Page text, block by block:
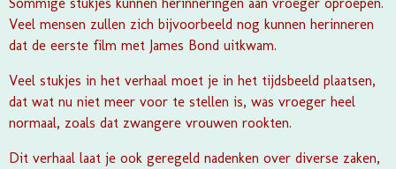
Veel mensen zullen zich bijvoorbeeld nog kunnen herinneren
dat de eerste film met James Bond uitkwam.
Veel stukjes in het verhaal moet je in het tijdsbeeld plaatsen,
dat wat nu niet meer voor te stellen is, was vroeger heel
normaal, zoals dat zwangere vrouwen rookten.
Dit verhaal laat je ook geregeld nadenken over diverse zaken,